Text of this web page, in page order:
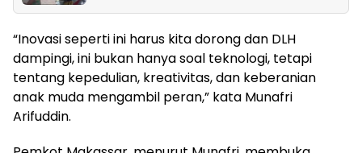
“Inovasi seperti ini harus kita dorong dan DLH
dampingi, ini bukan hanya soal teknologi, tetapi
tentang kepedulian, kreativitas, dan keberanian
anak muda mengambil peran,” kata Munafri
Arifuddin.